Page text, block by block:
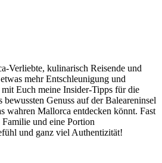
Verliebte, kulinarisch Reisende und
mehr Entschleunigung und
Euch meine Insider-Tipps für die
Genuss auf der Baleareninsel
wahren Mallorca entdecken könnt. Fast
und eine Portion
und ganz viel Authentizität!